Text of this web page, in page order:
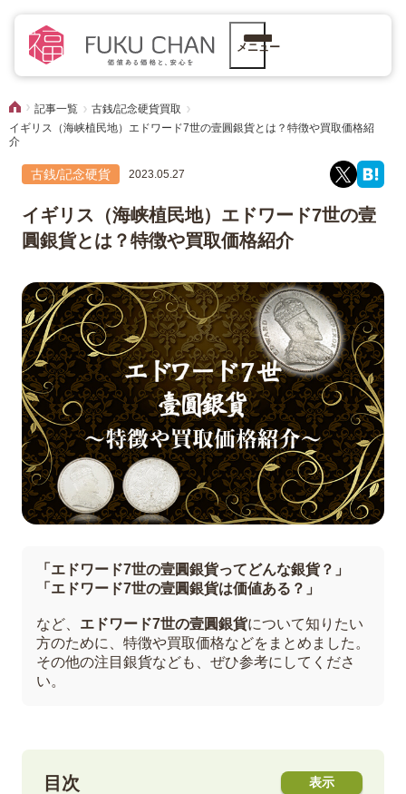
メニュー
記事一覧
古銭/記念硬貨買取
イギリス（海峡植民地）エドワード7世の壹圓銀貨とは？特徴や買取価格紹
介
古銭/記念硬貨 2023.05.27
イギリス（海峡植民地）エドワード7世の壹
圓銀貨とは？特徴や買取価格紹介
「エドワード7世の壹圓銀貨ってどんな銀貨？」
「エドワード7世の壹圓銀貨は価値ある？」
など、 エドワード7世の壹圓銀貨について知りたい
方のために、特徴や買取価格などをまとめました。
その他の注目銀貨なども、ぜひ参考にしてくださ
い。
目次